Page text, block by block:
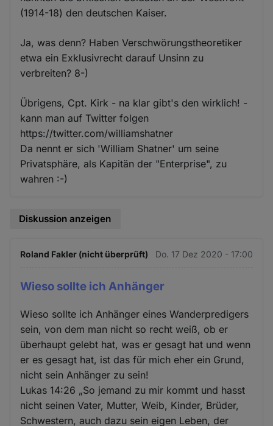
(1914-18) den deutschen Kaiser.
Ja, was denn? Haben Verschwörungstheoretiker
etwa ein Exklusivrecht darauf Unsinn zu
verbreiten? 8-)
Übrigens, Cpt. Kirk - na klar gibt's den wirklich! -
kann man auf Twitter folgen
https://twitter.com/williamshatner
Da nennt er sich 'William Shatner' um seine
Privatsphäre, als Kapitän der "Enterprise", zu
wahren :-)
Diskussion anzeigen
Roland Fakler (nicht überprüft) Do. 17 Dez 2020 - 17:00
Wieso sollte ich Anhänger
Wieso sollte ich Anhänger eines Wanderpredigers
sein, von dem man nicht so recht weiß, ob er
überhaupt gelebt hat, was er gesagt hat und wenn
er es gesagt hat, ist das für mich eher ein Grund,
nicht sein Anhänger zu sein!
Lukas 14:26 „So jemand zu mir kommt und hasst
nicht seinen Vater, Mutter, Weib, Kinder, Brüder,
Schwestern, auch dazu sein eigen Leben, der